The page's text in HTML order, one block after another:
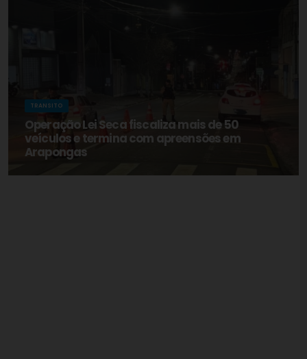
TRANSITO
Operação Lei Seca fiscaliza mais de 50
veículos e termina com apreensões em
Arapongas